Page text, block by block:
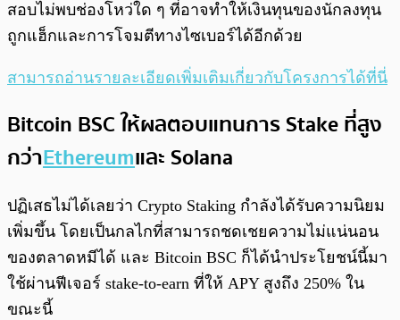
สอบไม่พบช่องโหว่ใด ๆ ที่อาจทำให้เงินทุนของนักลงทุน
ถูกแฮ็กและการโจมตีทางไซเบอร์ได้อีกด้วย
สามารถอ่านรายละเอียดเพิ่มเติมเกี่ยวกับโครงการได้ที่นี่
Bitcoin BSC ให้ผลตอบแทนการ Stake ที่สูง
กว่าEthereumและ Solana
ปฏิเสธไม่ได้เลยว่า Crypto Staking กำลังได้รับความนิยม
เพิ่มขึ้น โดยเป็นกลไกที่สามารถชดเชยความไม่แน่นอน
ของตลาดหมีได้ และ Bitcoin BSC ก็ได้นำประโยชน์นี้มา
ใช้ผ่านฟีเจอร์ stake-to-earn ที่ให้ APY สูงถึง 250% ใน
ขณะนี้